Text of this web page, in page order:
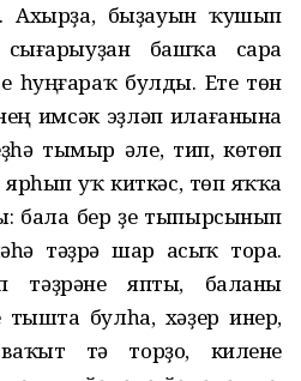
Ахырҙа, быҙауын ҡушып
башҡа сара
һуңғараҡ булды. Ете төн
имсәк эҙләп илағанына
тымыр әле, тип, көтөп
ярһып уҡ киткәс, төп яҡҡа
бала бер үҙе тыпырсынып
тәҙрә шар асыҡ тора.
тәҙрәне япты, баланы
булһа, хәҙер инер,
үтә торҙо, килене